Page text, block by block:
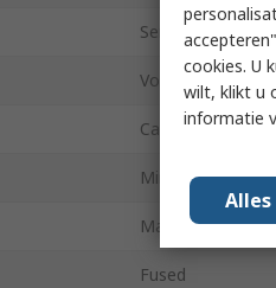
Series
Voltage
Cable CSA
Minimum Wire
Maximum Wire
Fused
cookies. U
wilt, klikt u
informatie